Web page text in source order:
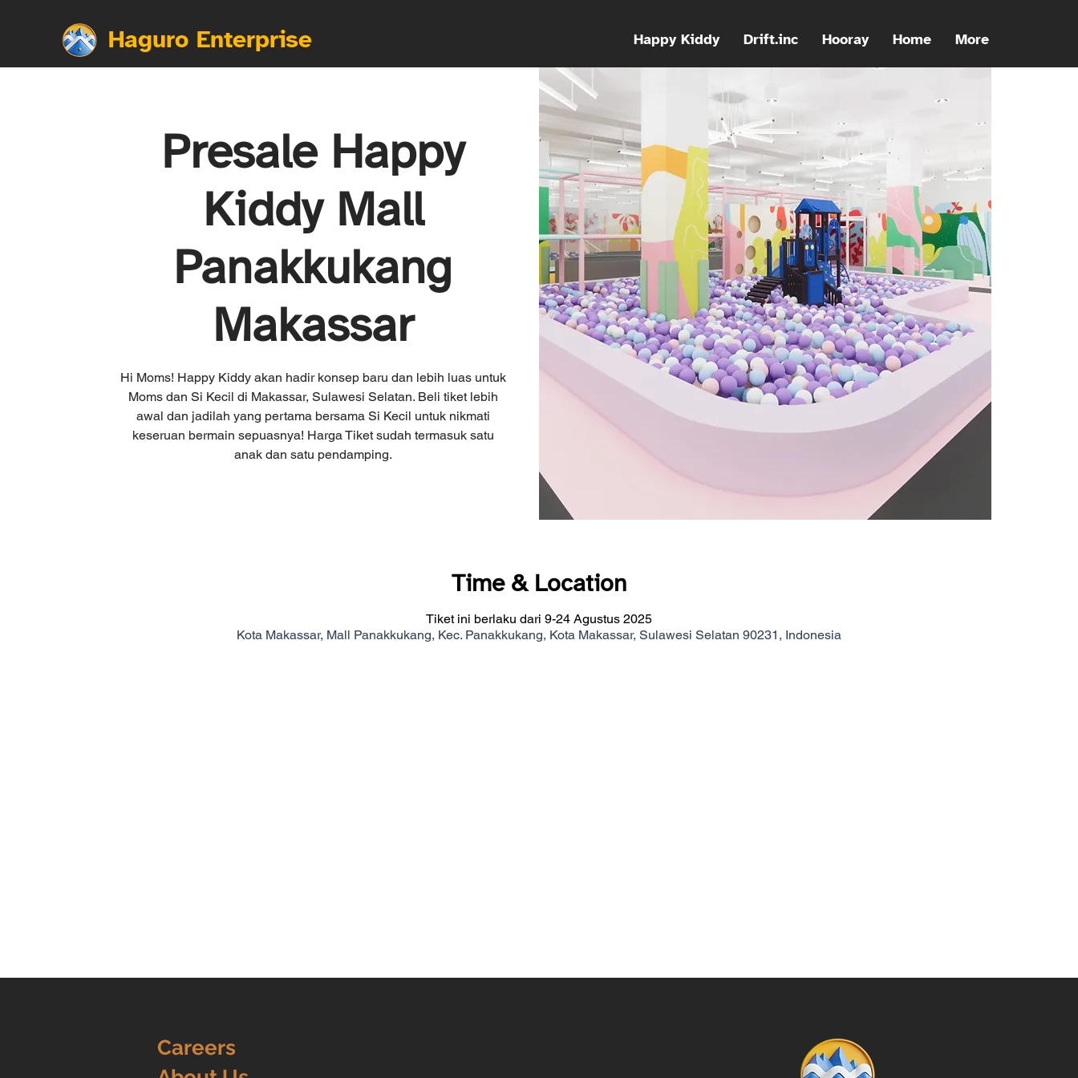
Haguro Enterprise Happy Kiddy Drift.inc Hooray Home More
Presale Happy
Kiddy Mall
Panakkukang
Makassar
Hi Moms! Happy Kiddy akan hadir konsep baru dan lebih luas untuk
Moms dan Si Kecil di Makassar, Sulawesi Selatan. Beli tiket lebih
awal dan jadilah yang pertama bersama Si Kecil untuk nikmati
keseruan bermain sepuasnya! Harga Tiket sudah termasuk satu
anak dan satu pendamping.
Time & Location
Tiket ini berlaku dari 9-24 Agustus 2025
Kota Makassar, Mall Panakkukang, Kec. Panakkukang, Kota Makassar, Sulawesi Selatan 90231, Indonesia
Careers